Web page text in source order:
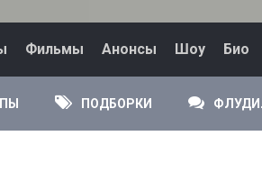
Фильмы Анонсы Шоу Био
ПОДБОРКИ